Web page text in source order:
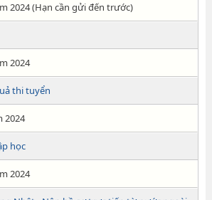
2024 (Hạn cần gửi đến trước)
2024
thi tuyển
2024
học
2024